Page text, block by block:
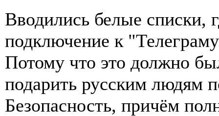
Вводились белые списки,
подключение к
Потому что это должно
подарить русским людям
Безопасность, причём